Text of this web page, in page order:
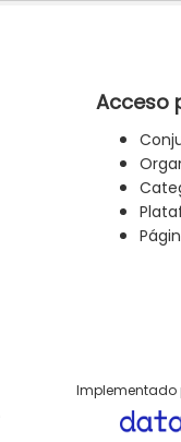
Acceso
Implementado